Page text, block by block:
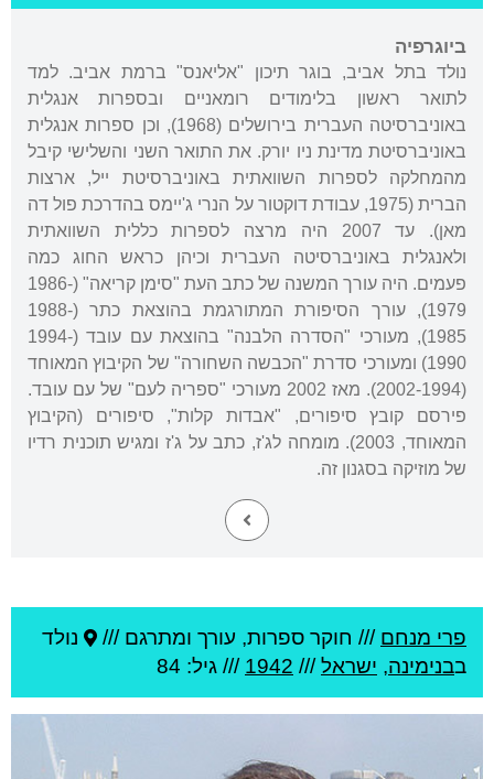
ביוגרפיה
נולד בתל אביב, בוגר תיכון "אליאנס" ברמת אביב. למד
לתואר ראשון בלימודים רומאניים ובספרות אנגלית
באוניברסיטה העברית בירושלים (1968), וכן ספרות אנגלית
באוניברסיטת מדינת ניו יורק. את התואר השני והשלישי קיבל
מהמחלקה לספרות השוואתית באוניברסיטת ייל, ארצות
הברית (1975, עבודת דוקטור על הנרי ג'יימס בהדרכת פול דה
מאן). עד 2007 היה מרצה לספרות כללית השוואתית
ולאנגלית באוניברסיטה העברית וכיהן כראש החוג כמה
פעמים. היה עורך המשנה של כתב העת "סימן קריאה" (1986-
1979), עורך הסיפורת המתורגמת בהוצאת כתר (1988-
1985), מעורכי "הסדרה הלבנה" בהוצאת עם עובד (1994-
1990) ומעורכי סדרת "הכבשה השחורה" של הקיבוץ המאוחד
(2002-1994). מאז 2002 מעורכי "ספריה לעם" של עם עובד.
פירסם קובץ סיפורים, "אבדות קלות", סיפורים (הקיבוץ
המאוחד, 2003). מומחה לג'ז, כתב על ג'ז ומגיש תוכנית רדיו
של מוזיקה בסגנון זה.
פרי מנחם /// חוקר ספרות, עורך ומתרגם ///
נולד
בבנימינה, ישראל///
1942 /// גיל: 84